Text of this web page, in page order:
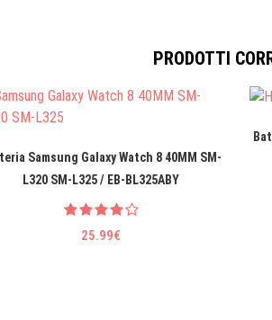
PRODOTTI
Samsung Galaxy Watch 8 40MM SM-
L320 SM-L325 / EB-BL325ABY
25.99€